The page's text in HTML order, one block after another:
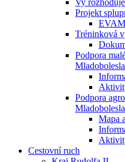
Vy
Projekt
Tréninková
Podpora
Podpora
Mapa
Cestovní ruch